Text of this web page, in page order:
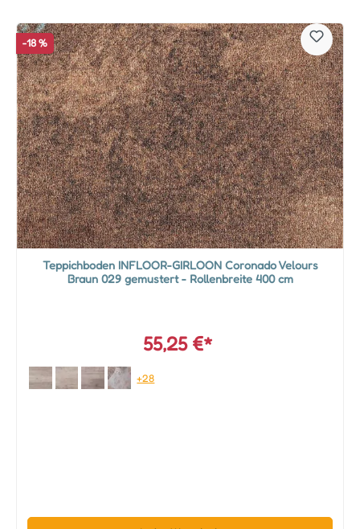
-18 %
Teppichboden INFLOOR-GIRLOON Coronado Velours
Braun 029 gemustert - Rollenbreite 400 cm
55,25 €*
+28